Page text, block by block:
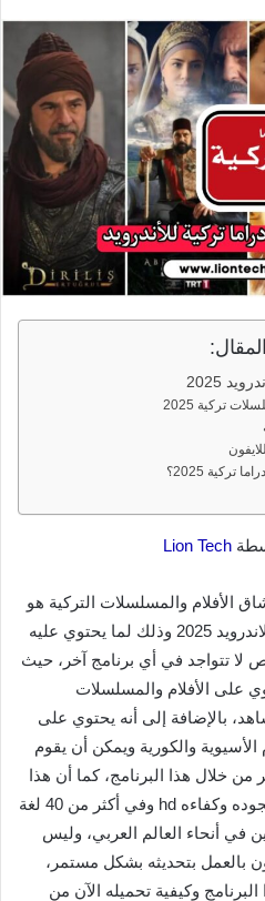
2025
تركية 2025
2025؟
Lion Tech
الأفلام والمسلسلات التركية هو
تحميل برنامج دراما تركية apk للاندرويد 2025 وذلك لما يحتوي عليه
لا تتواجد في أي برنامج آخر، حيث
على الأفلام والمسلسلات
بالإضافة إلى أنه يحتوي على
والكورية ويمكن أن يقوم
خلال هذا البرنامج، كما أن هذا
البرنامج يقوم بتقديم المحتوى بجوده وكفاءه hd وفي أكثر من 40 لغة
في أنحاء العالم العربي، وليس
بالعمل بتحديثه بشكل مستمر،
وكيفية تحميله الآن من